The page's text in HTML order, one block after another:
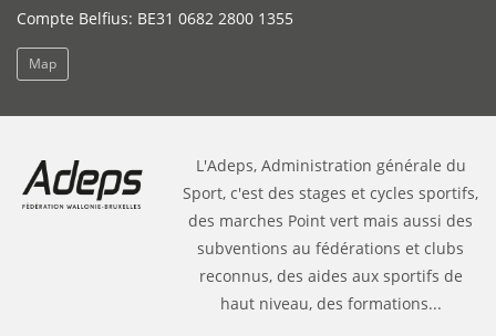
Compte Belfius: BE31 0682 2800 1355
Map
L'Adeps, Administration générale du
Sport, c'est des stages et cycles sportifs,
des marches Point vert mais aussi des
subventions au fédérations et clubs
reconnus, des aides aux sportifs de
haut niveau, des formations...